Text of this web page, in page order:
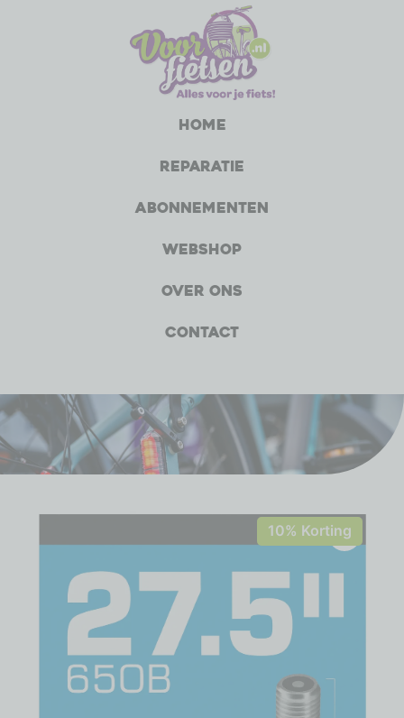
Home
Reparatie
Abonnementen
Webshop
Over ons
Contact
10% Korting